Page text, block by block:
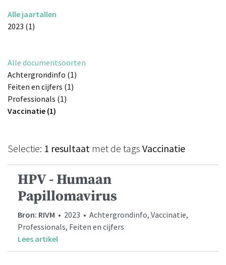
Alle jaartallen
2023 (1)
Alle documentsoorten
Achtergrondinfo (1)
Feiten en cijfers (1)
Professionals (1)
Vaccinatie (1)
Selectie: 1 resultaat met de tags Vaccinatie
HPV - Humaan
Papillomavirus
Bron: RIVM • 2023 • Achtergrondinfo, Vaccinatie,
Professionals, Feiten en cijfers
Lees artikel